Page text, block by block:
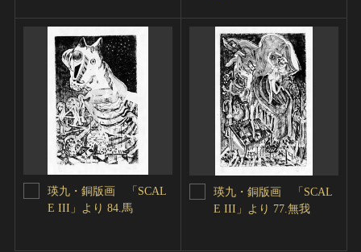
瑛九・銅版画 「SCAL
E III」より 84.馬
瑛九・銅版画 「SCAL
E III」より 77.無我